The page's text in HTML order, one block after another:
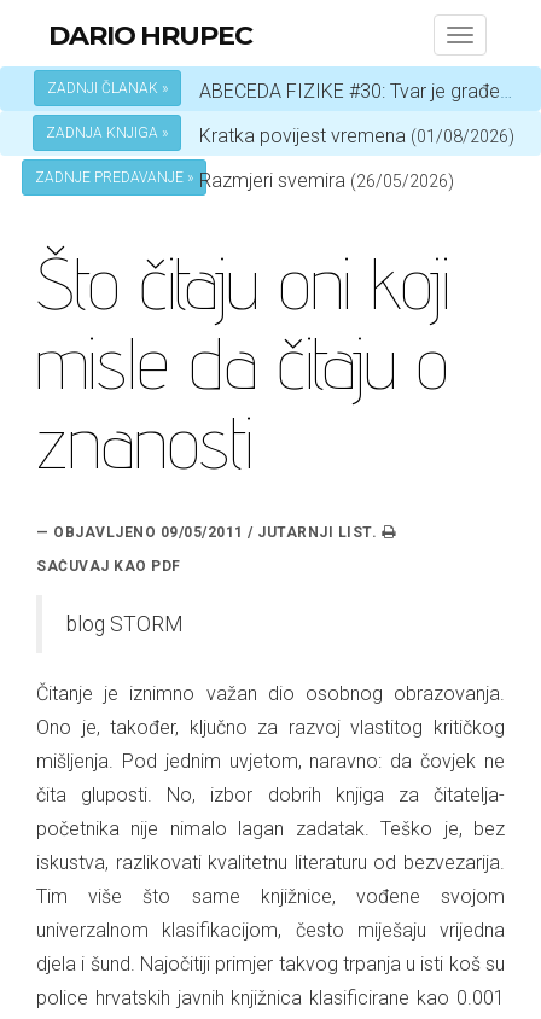
Toggle
DARIO HRUPEC
ZADNJI ČLANAK » ABECEDA FIZIKE #30: Tvar je građena od atoma
ZADNJA KNJIGA » Kratka povijest vremena (01/08/2026)
ZADNJE PREDAVANJE » Razmjeri svemira (26/05/2026)
Što čitaju oni koji
misle da čitaju o
znanosti
— OBJAVLJENO 09/05/2011 / JUTARNJI LIST.
blog STORM
Čitanje je iznimno važan dio osobnog obrazovanja.
Ono je, također, ključno za razvoj vlastitog kritičkog
mišljenja. Pod jednim uvjetom, naravno: da čovjek ne
čita gluposti. No, izbor dobrih knjiga za čitatelja-
početnika nije nimalo lagan zadatak. Teško je, bez
iskustva, razlikovati kvalitetnu literaturu od bezvezarija.
Tim više što same knjižnice, vođene svojom
univerzalnom klasifikacijom, često miješaju vrijedna
djela i šund. Najočitiji primjer takvog trpanja u isti koš su
police hrvatskih javnih knjižnica klasificirane kao 0.001